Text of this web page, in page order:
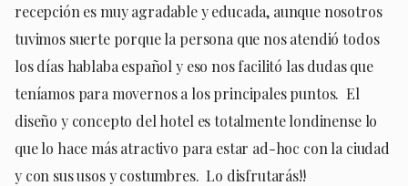
recepción es muy agradable y educada, aunque nosotros
tuvimos suerte porque la persona que nos atendió todos
los días hablaba español y eso nos facilitó las dudas que
teníamos para movernos a los principales puntos. El
diseño y concepto del hotel es totalmente londinense lo
que lo hace más atractivo para estar ad-hoc con la ciudad
y con sus usos y costumbres. Lo disfrutarás!!